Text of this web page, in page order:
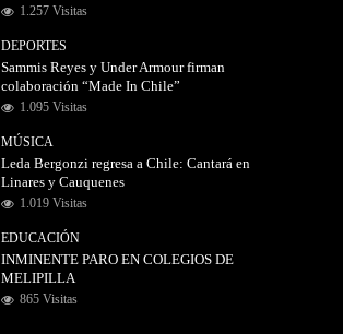
1.257 Visitas
DEPORTES
Sammis Reyes y Under Armour firman
colaboración “Made In Chile”
1.095 Visitas
MÚSICA
Leda Bergonzi regresa a Chile: Cantará en
Linares y Cauquenes
1.019 Visitas
EDUCACIÓN
INMINENTE PARO EN COLEGIOS DE
MELIPILLA
865 Visitas